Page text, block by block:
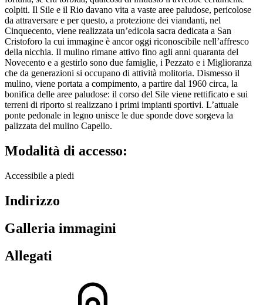
colpiti. Il Sile e il Rio davano vita a vaste aree paludose, pericolose
da attraversare e per questo, a protezione dei viandanti, nel
Cinquecento, viene realizzata un’edicola sacra dedicata a San
Cristoforo la cui immagine è ancor oggi riconoscibile nell’affresco
della nicchia. Il mulino rimane attivo fino agli anni quaranta del
Novecento e a gestirlo sono due famiglie, i Pezzato e i Miglioranza
che da generazioni si occupano di attività molitoria. Dismesso il
mulino, viene portata a compimento, a partire dal 1960 circa, la
bonifica delle aree paludose: il corso del Sile viene rettificato e sui
terreni di riporto si realizzano i primi impianti sportivi. L’attuale
ponte pedonale in legno unisce le due sponde dove sorgeva la
palizzata del mulino Capello.
Modalità di accesso:
Accessibile a piedi
Indirizzo
Galleria immagini
Allegati